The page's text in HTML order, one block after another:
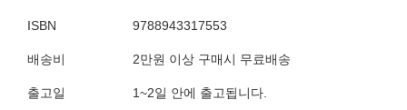
ISBN 9788943317553
배송비 2만원 이상 구매시 무료배송
출고일 1~2일 안에 출고됩니다.